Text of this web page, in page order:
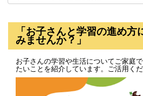
「お子さんと学習の進め方
みませんか？」
お子さんの学習や生活についてご家庭
たいことを紹介しています。ご活用く